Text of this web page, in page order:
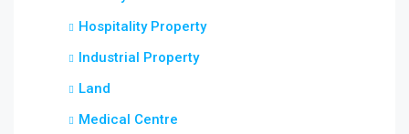
Hospitality Property
Industrial Property
Land
Medical Centre